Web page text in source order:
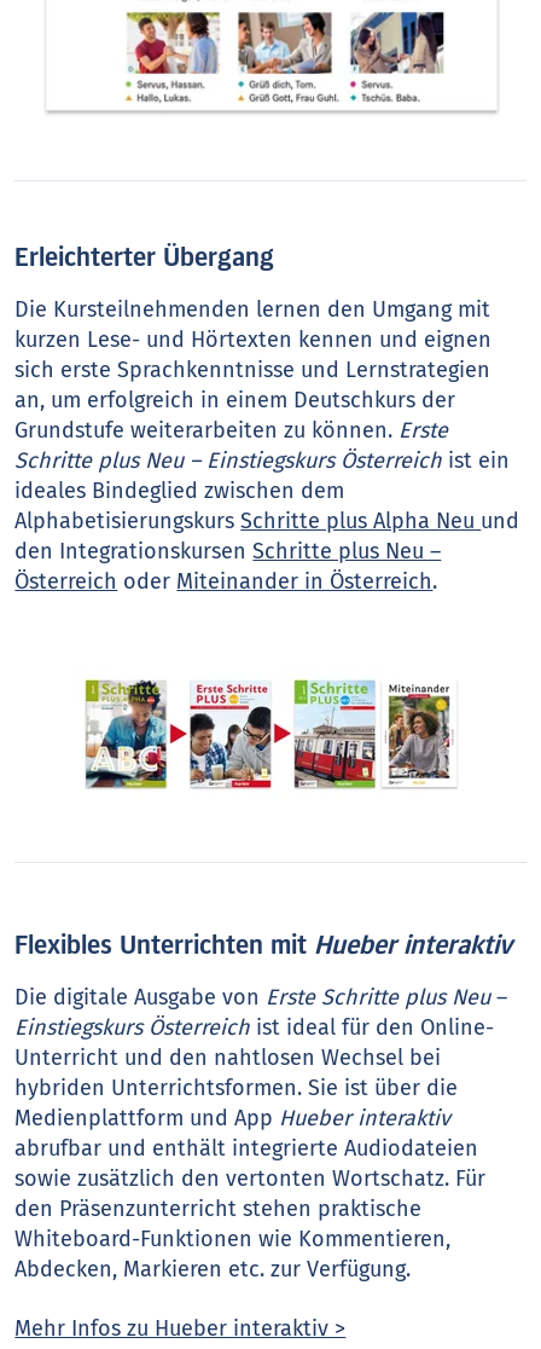
Erleichterter Übergang
Die Kursteilnehmenden lernen den Umgang mit
kurzen Lese- und Hörtexten kennen und eignen
sich erste Sprachkenntnisse und Lernstrategien
an, um erfolgreich in einem Deutschkurs der
Grundstufe weiterarbeiten zu können. Erste
Schritte plus Neu – Einstiegskurs Österreich ist ein
ideales Bindeglied zwischen dem
AlphabetisierungskursSchritte plus Alpha Neu und
den IntegrationskursenSchritte plus Neu –
Österreich oder Miteinander in Österreich.
Flexibles Unterrichten mit Hueber interaktiv
Die digitale Ausgabe von Erste Schritte plus Neu–
Einstiegskurs Österreich ist ideal für den Online-
Unterricht und den nahtlosen Wechsel bei
hybriden Unterrichtsformen. Sie ist über die
Medienplattform und App Hueber interaktiv
abrufbar und enthält integrierte Audiodateien
sowie zusätzlich den vertonten Wortschatz. Für
den Präsenzunterricht stehen praktische
Whiteboard-Funktionen wie Kommentieren,
Abdecken, Markieren etc. zur Verfügung.
Mehr Infos zu Hueber interaktiv >